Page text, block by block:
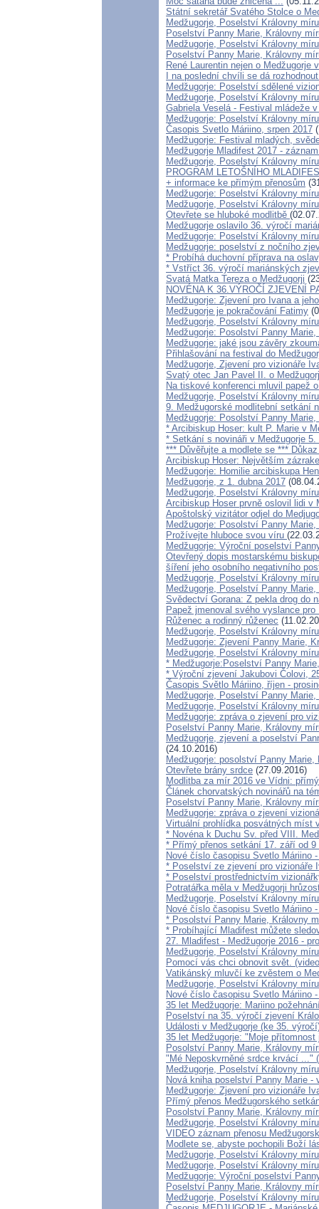
Státní sekretář Svatého Stolce o
Medžugorje, Poselství Královny
Poselství Panny Marie, Královny
Medžugorje, Poselství Královny
Poselství Panny Marie, Královny
René Laurentin nejen o
I na poslední chvíli se dá
Medžugorje: Poselství sdělené
Medžugorje, Poselství Královny
Gabriela Veselá - Festival mládeže
Medžugorje: Poselství Královny
Časopis Svetlo Máriino, srpen 2017
Medžugorje: Festival mladých,
Medžugorje Mladifest 2017 -
Medžugorje, Poselství Královny
PROGRAM LETOŠNÍHO
+ informace ke přímým přenosům
Medžugorje: Poselství Královny
Medžugorje, Poselství Královny
Otevřete se hluboké modlitbě
Medžugorje oslavilo 36. výročí
Medžugorje: Poselství Královny
Medžugorje: poselství z nočního
* Probíhá duchovní příprava na
* Vstříct 36. výročí mariánských
Svatá Matka Tereza o Medžugorji
NOVÉNA K 36.VÝROČÍ ZJEVENÍ
Medžugorje: Zjevení pro Ivana a
Medžugorje je pokračování Fatimy
Medžugorje, Poselství Královny
Medžugorje: Posolství Panny
Medžugorje: jaké jsou závěry
Přihlašování na festival do
Medžugorje, Zjevení pro vizionáře
Svatý otec Jan Pavel II. o
Na tiskové konferenci mluvil papež
Medžugorje, Poselství Královny
9. Medžugorské modlitební setkání
Medžugorje: Posolství Panny
* Arcibiskup Hoser: kult P. Marie v
* Setkání s novináři v Medžugorje 5.
*** Důvěřujte a modlete se ***
Arcibiskup Hoser: Největším
Medžugorje: Homilie arcibiskupa
Medžugorje, z 1. dubna 2017
Medžugorje, Poselství Královny
Arcibiskup Hoser prvně oslovil lidi v
Apoštolský vizitátor odjel do
Medžugorje: Posolství Panny
Prožívejte hluboce svou víru
Medžugorje: Výroční poselství
Otevřený dopis mostarskému
šíření jeho osobního negativního
Medžugorje, Poselství Královny
Medžugorje, Poselství Panny
Svědectví Gorana: Z pekla drog do
Papež jmenoval svého vyslance pro
Růženec a rodinný růženec
Medžugorje, Poselství Královny
Medžugorje: Zjevení Panny Marie,
Medžugorje, Poselství Královny
* Medžugorje:Poselství Panny
* Výroční zjevení Jakubovi Čolovi,
Časopis Světlo Máriino, říjen -
Medžugorje, Poselství Panny
Medžugorje, Poselství Královny
Medžugorje: zpráva o zjevení pro
Poselství Panny Marie, Královny
Medžugorje, zjevení a poselství
(24.10.2016)
Medžugorje: posolství Panny
Otevřete brány srdce (27.09.2016)
Modlitba za mír 2016 ve Vídni:
Článek chorvatských novinářů na
Poselství Panny Marie, Královny
Medžugorje: zpráva o zjevení
Virtuální prohlídka posvátných míst
* Novéna k Duchu Sv. před VIII.
* Přímý přenos setkání 17. září od
Nové číslo časopisu Svetlo Máriino
* Poselství ze zjevení pro vizionáře
* Poselství prostřednictvím
Potratářka měla v Medžugorji
Medžugorje, Poselství Královny
Nové číslo časopisu Svetlo Máriino
* Posolství Panny Marie, Královny
* Probíhající Mladifest můžete
27. Mladifest - Medžugorje 2016 -
Medžugorje, Poselství Královny
Pomocí vás chci obnovit svět.
Vatikánský mluvčí ke zvěstem o
Medžugorje, Poselství Královny
Nové číslo časopisu Svetlo Máriino
35 let Medžugorje: Mariino
Poselství na 35. výročí zjevení
Události v Medžugorje (ke 35.
35 let Medžugorje: "Moje
Posolství Panny Marie, Královny
"Mé Neposkvrněné srdce krvácí ..."
Medžugorje, Poselství Královny
Nová kniha poselství Panny Marie
Medžugorje: Zjevení pro vizionáře
Přímý přenos Medžugorského
Posolství Panny Marie, Královny
Medžugorje, Poselství Královny
VIDEO záznam přenosu
Modlete se, abyste pochopili Boží
Medžugorje, Poselství Královny
Medžugorje, Poselství Královny
Medžugorje: Výroční poselství
Poselství Panny Marie, Královny
Medžugorje, Poselství Královny